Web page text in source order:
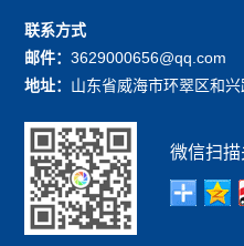
联系方式
邮件：3629000656@qq.com
地址： 山东省威海市环翠区和
微信扫描